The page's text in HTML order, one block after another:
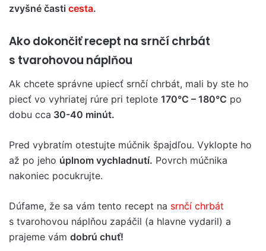
zvyšné časti cesta.
Ako dokončiť recept na srnčí chrbát
s tvarohovou náplňou
Ak chcete správne upiecť srnčí chrbát, mali by ste ho
piecť vo vyhriatej rúre pri teplote 170°C – 180°C po
dobu cca 30-40 minút.
Pred vybratím otestujte múčnik špajdľou. Vyklopte ho
až po jeho úplnom vychladnutí. Povrch múčnika
nakoniec pocukrujte.
Dúfame, že sa vám tento recept na srnčí chrbát
s tvarohovou náplňou zapáčil (a hlavne vydaril) a
prajeme vám dobrú chuť!